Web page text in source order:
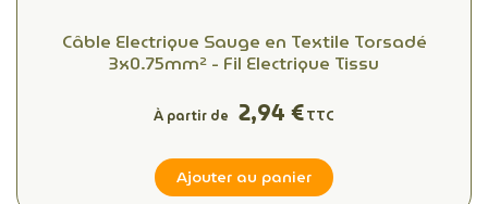
Câble Electrique Sauge en Textile Torsadé
3x0.75mm² - Fil Electrique Tissu
À partir de 2,94 €TTC
Ajouter au panier